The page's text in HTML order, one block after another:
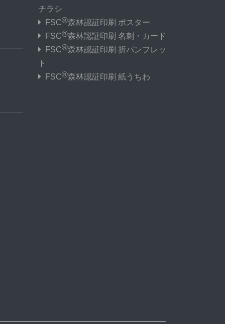
チラシ
FSC®森林認証印刷 ポスター
FSC®森林認証印刷 名刺・カード
FSC®森林認証印刷 折パンフレッ
ト
FSC®森林認証印刷 紙うちわ